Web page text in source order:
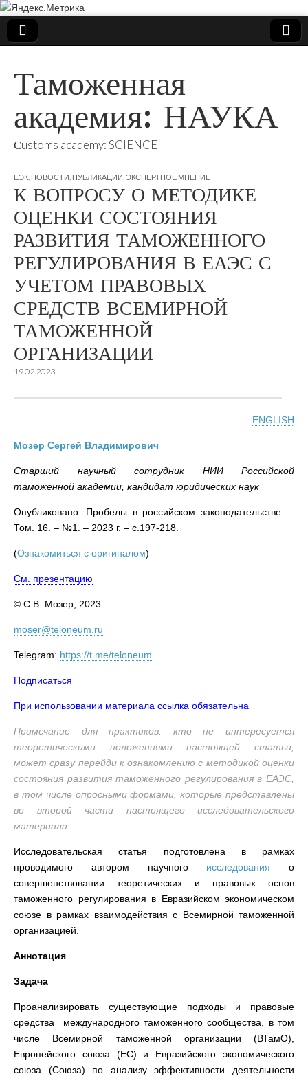
Таможенная
академия: НАУКА
Сustoms academy: SCIENCE
ЕЭК НОВОСТИ ПУБЛИКАЦИИ ЭКСПЕРТНОЕ МНЕНИЕ
К ВОПРОСУ О МЕТОДИКЕ
ОЦЕНКИ СОСТОЯНИЯ
РАЗВИТИЯ ТАМОЖЕННОГО
РЕГУЛИРОВАНИЯ В ЕАЭС С
УЧЕТОМ ПРАВОВЫХ
СРЕДСТВ ВСЕМИРНОЙ
ТАМОЖЕННОЙ
ОРГАНИЗАЦИИ
19.02.2023
ENGLISH
Mозер Сергей Владимирович
Старший научный сотрудник НИИ Российской
таможенной академии, кандидат юридических наук
Опубликовано: Пробелы в российском законодательстве. –
Том. 16. – №1. – 2023 г. – с.197-218.
(Ознакомиться с оригиналом)
См. презентацию
© С.В. Мозер, 2023
moser@teloneum.ru
Telegram: https://t.me/teloneum
Подписаться
При использовании материала ссылка обязательна
Примечание для практиков: кто не интересуется
теоретическими положениями настоящей статьи,
может сразу перейди к ознакомлению с методикой оценки
состояния развития таможенного регулирования в ЕАЭС,
в том числе опросными формами, которые представлены
во второй части настоящего исследовательского
материала.
Исследовательская статья подготовлена в рамках
проводимого автором научного исследования о
совершенствовании теоретических и правовых основ
таможенного регулирования в Евразийском экономическом
союзе в рамках взаимодействия с Всемирной таможенной
организацией.
Аннотация
Задача
Проанализировать существующие подходы и правовые
средства международного таможенного сообщества, в том
числе Всемирной таможенной организации (ВТамО),
Европейского союза (ЕС) и Евразийского экономического
союза (Союза) по анализу эффективности деятельности